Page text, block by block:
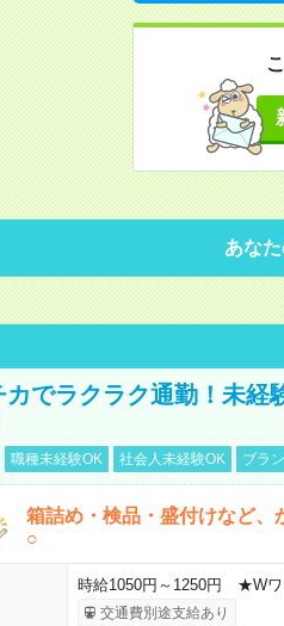
あな
カでラクラク通勤！未経
職種未経験OK 社会人未経験OK ブラ
箱詰め・検品・盛付けなど、
○
時給1050円～1250円 ★Wワ
交通費別途支給あり